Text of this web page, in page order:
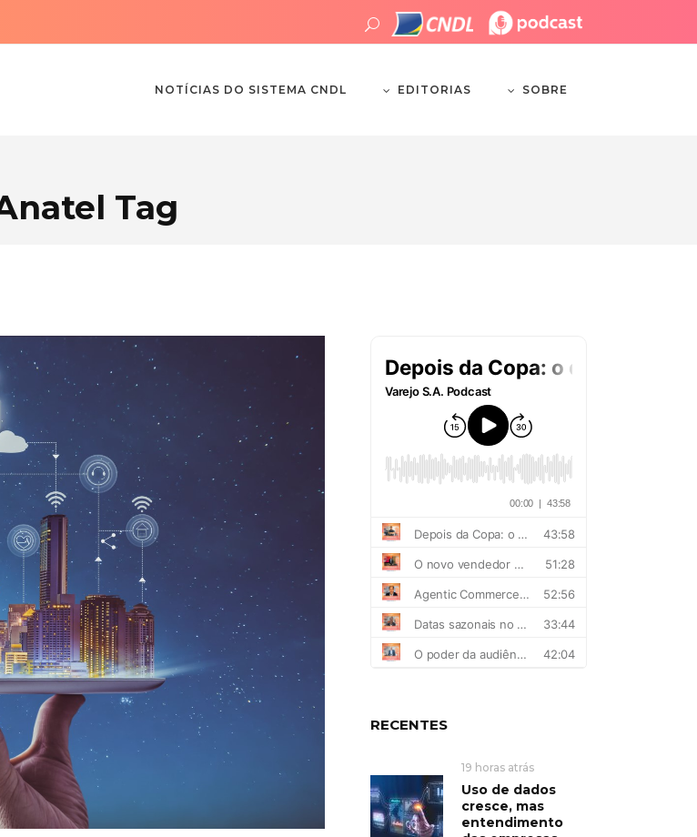
NOTÍCIAS DO SISTEMA CNDL EDITORIAS SOBRE
Tag
RECENTES
19 horas atrás
Uso de dados
cresce, mas
entendimento